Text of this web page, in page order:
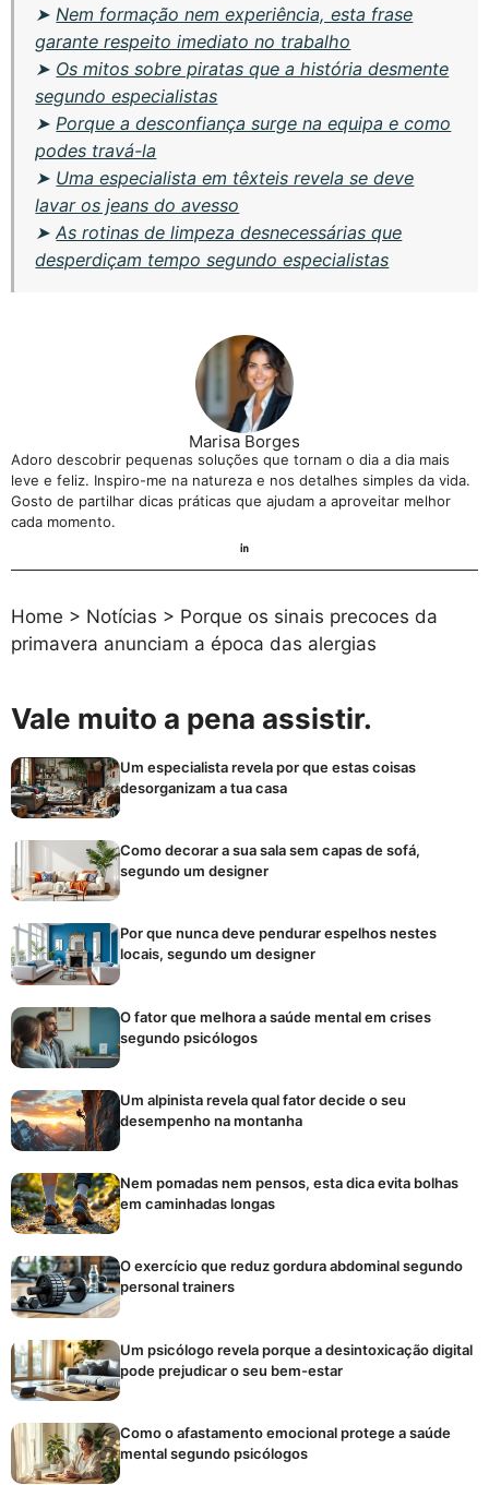
➤ Nem formação nem experiência, esta frase
garante respeito imediato no trabalho
➤ Os mitos sobre piratas que a história desmente
segundo especialistas
➤ Porque a desconfiança surge na equipa e como
podes travá-la
➤ Uma especialista em têxteis revela se deve
lavar os jeans do avesso
➤As rotinas de limpeza desnecessárias que
desperdiçam tempo segundo especialistas
Marisa Borges
Adoro descobrir pequenas soluções que tornam o dia a dia mais
leve e feliz. Inspiro-me na natureza e nos detalhes simples da vida.
Gosto de partilhar dicas práticas que ajudam a aproveitar melhor
cada momento.
Home > Notícias > Porque os sinais precoces da
primavera anunciam a época das alergias
Vale muito a pena assistir.
Um especialista revela por que estas coisas
desorganizam a tua casa
Como decorar a sua sala sem capas de sofá,
segundo um designer
Por que nunca deve pendurar espelhos nestes
locais, segundo um designer
O fator que melhora a saúde mental em crises
segundo psicólogos
Um alpinista revela qual fator decide o seu
desempenho na montanha
Nem pomadas nem pensos, esta dica evita bolhas
em caminhadas longas
O exercício que reduz gordura abdominal segundo
personal trainers
Um psicólogo revela porque a desintoxicação digital
pode prejudicar o seu bem-estar
Como o afastamento emocional protege a saúde
mental segundo psicólogos